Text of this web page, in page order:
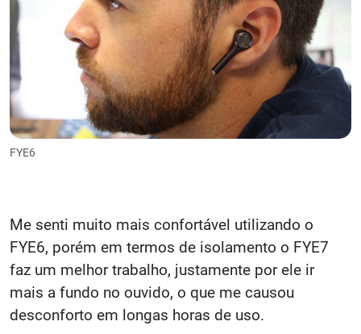
FYE6
Me senti muito mais confortável utilizando o
FYE6, porém em termos de isolamento o FYE7
faz um melhor trabalho, justamente por ele ir
mais a fundo no ouvido, o que me causou
desconforto em longas horas de uso.